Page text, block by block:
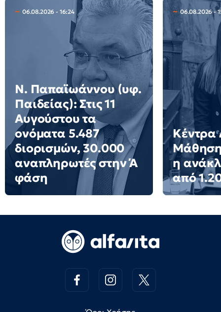
06.08.2026 - 16:24
N. Παπαϊωάννου (υφ.
Παιδείας): Στις 11
Αυγούστου τα
ονόματα 5.487
διορισμών, 30.000
αναπληρωτές στην Ά
φάση
06.08.2026 -
Κέντρα
η
από